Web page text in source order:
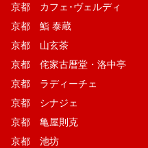
京都 カフェ･ヴェルディ
京都 鮨 泰蔵
京都 山玄茶
京都 侘家古暦堂・洛中亭
京都 ラディーチェ
京都 シナジェ
京都 亀屋則克
京都 池坊